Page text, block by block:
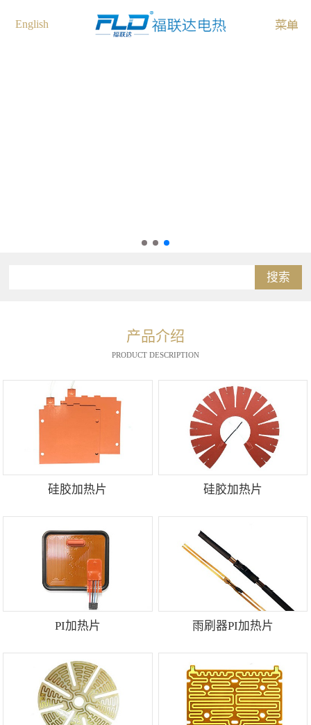
English
搜索
产品介绍
PRODUCT DESCRIPTION
硅胶加热片 硅胶加热片
PI加热片 雨刷器PI加热片